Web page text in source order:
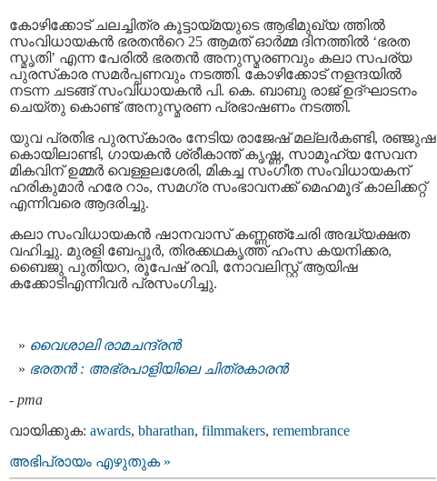
കോഴിക്കോട് ചലച്ചിത്ര കൂട്ടായ്‌മയുടെ ആഭിമുഖ്യ ത്തിൽ
സംവിധായകൻ ഭരതന്‍റെ 25 ആമത് ഓർമ്മ ദിനത്തിൽ ‘ഭരത
സ്മൃതി’ എന്ന പേരിൽ ഭരതൻ അനുസ്മരണവും കലാ സപര്യ
പുരസ്‌കാര സമർപ്പണവും നടത്തി. കോഴിക്കോട് നളന്ദയിൽ
നടന്ന ചടങ്ങ് സംവിധായകൻ പി. കെ. ബാബു രാജ് ഉദ്ഘാടനം
ചെയ്തു കൊണ്ട് അനുസ്മരണ പ്രഭാഷണം നടത്തി.
യുവ പ്രതിഭ പുരസ്‌കാരം നേടിയ രാജേഷ് മല്ലർകണ്ടി, രഞ്ജുഷ
കൊയിലാണ്ടി, ഗായകൻ ശ്രീകാന്ത് കൃഷ്ണ, സാമൂഹ്യ സേവന
മികവിന് ഉമ്മർ വെള്ളലശേരി, മികച്ച സംഗീത സംവിധായകന്
ഹരികുമാർ ഹരേ റാം, സമഗ്ര സംഭാവനക്ക് മെഹമൂദ് കാലിക്കറ്റ്‌
എന്നിവരെ ആദരിച്ചു.
കലാ സംവിധായകൻ ഷാനവാസ് കണ്ണഞ്ചേരി അദ്ധ്യക്ഷത
വഹിച്ചു. മുരളി ബേപ്പൂർ, തിരക്കഥകൃത്ത് ഹംസ കയനിക്കര,
ബൈജു പുതിയറ, രൂപേഷ് രവി, നോവലിസ്റ്റ് ആയിഷ
കക്കോടിഎന്നിവർ പ്രസംഗിച്ചു.
വൈശാലി രാമചന്ദ്രന്‍
ഭരതന്‍ : അഭ്രപാളിയിലെ ചിത്രകാരന്‍
- pma
വായിക്കുക: awards, bharathan, filmmakers, remembrance
അഭിപ്രായം എഴുതുക »